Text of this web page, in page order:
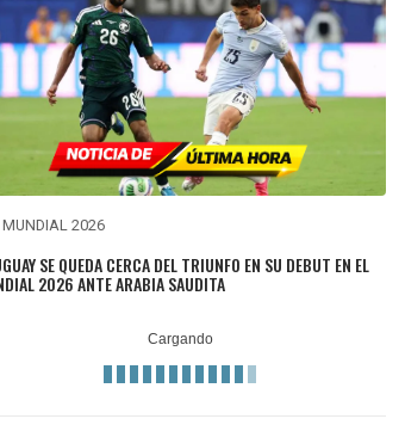
MUNDIAL 2026
SE QUEDA CERCA DEL TRIUNFO EN SU DEBUT EN EL
2026 ANTE ARABIA SAUDITA